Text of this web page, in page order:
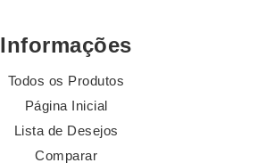
Informações
Todos os Produtos
Página Inicial
Lista de Desejos
Comparar